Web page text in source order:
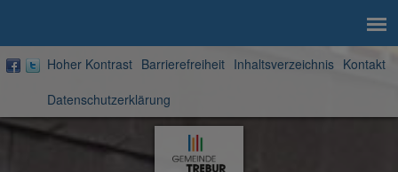
Hoher Kontrast Barrierefreiheit Inhaltsverzeichnis Kontakt
Datenschutzerklärung
Zur
Startseite